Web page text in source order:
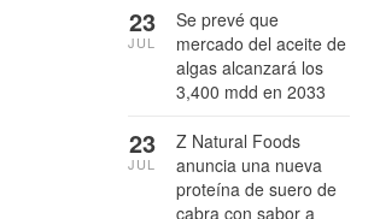
Se prevé que
mercado del aceite de
algas alcanzará los
3,400 mdd en 2033
23
JUL
Z Natural Foods
anuncia una nueva
proteína de suero de
cabra con sabor a
23
JUL